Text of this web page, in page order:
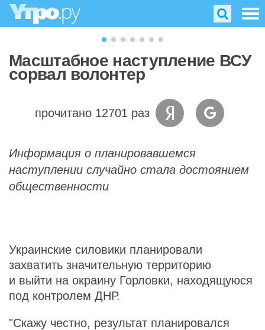
Масштабное наступление ВСУ
сорвал волонтер
прочитано 12701 раз
Информация о планировавшемся
наступлении случайно стала достоянием
общественности
Украинские силовики планировали
захватить значительную территорию
и выйти на окраину Горловки, находящуюся
под контролем ДНР.
"Скажу честно, результат планировался